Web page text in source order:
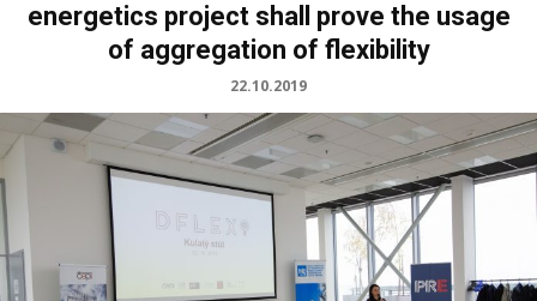
energetics project shall prove the usage
of aggregation of flexibility
22.10.2019